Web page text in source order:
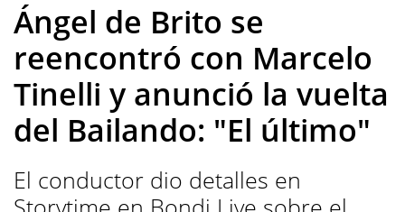
Ángel de Brito se
reencontró con Marcelo
Tinelli y anunció la vuelta
del Bailando: "El último"
El conductor dio detalles en